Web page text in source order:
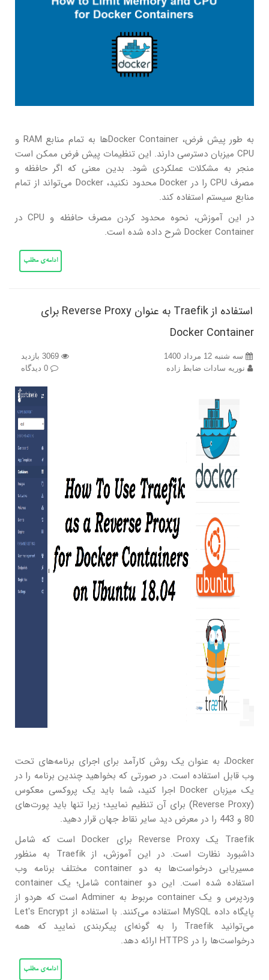
به طور پیش فرض، Docker Containerها به تمام منابع RAM و
CPU میزبان دسترسی دارند. این تنظیمات پیش فرض ممکن است
منجر به مشکلات عملکردی شود. بدین معنی که اگر حافظه و
مصرف CPU را در Docker محدود نکنید، Docker می‌تواند از تمام
منابع سیستم استفاده کند.
در این آموزش، نحوه محدود کردن مصرف حافظه و CPU در
Docker Container شرح داده شده است.
ادامه‌ی مطلب
استفاده از Traefik به عنوان Reverse Proxy برای
Docker Container
سه شنبه 12 مرداد 1400
نوریه سادات ضابط زاده
Docker، به عنوان یک روش کارآمد برای اجرای برنامه‌های تحت
وب قابل استفاده است. در صورتی که بخواهید چندین برنامه را در
یک میزبان Docker اجرا کنید، شما باید یک پروکسی معکوس
(Reverse Proxy) برای آن تنظیم نمایید؛ زیرا تنها باید پورت‌های
80 و 443 را در معرض دید سایر نقاط جهان قرار دهید.
Traefik یک Reverse Proxy برای Docker است که شامل
داشبورد نظارت است. در این آموزش، از Traefik به منظور
مسیریابی درخواست‌ها به دو container مختلف برنامه وب
استفاده شده است. این دو container شامل؛ یک container
وردپرس و یک container مربوط به Adminer است که هردو از
پایگاه داده MySQL استفاده می‌کنند. با استفاده از Let's Encrypt
می‌توانید Traefik را به گونه‌ای پیکربندی نمایید که همه
درخواست‌ها را در HTTPS ارائه دهد.
ادامه‌ی مطلب